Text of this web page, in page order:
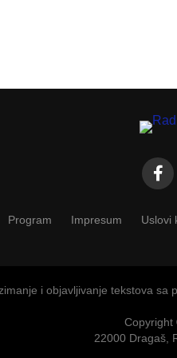
Program Impresum Uslovi
i objavljivanje tekstova sa
Copyright
22000 Dragaš,